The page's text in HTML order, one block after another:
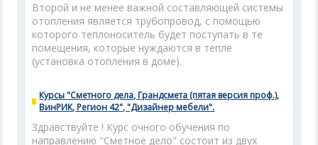
Второй и не менее важной составляющей системы
отопления является трубопровод, с помощью
которого теплоноситель будет поступать в те
помещения, которые нуждаются в тепле
(установка отопления в доме).
Курсы "Сметного дела, Грандсмета (пятая версия проф.),
ВинРИК, Регион 42", "Дизайнер мебели".
Здравствуйте ! Курс очного обучения по
направлению "Сметное дело" состоит из двух